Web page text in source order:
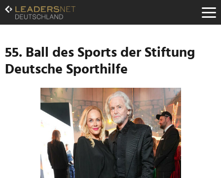
Zum
Inhalt
Zur
Navigation
Zur
Hauptnavigation
55. Ball des Sports der Stiftung
Deutsche Sporthilfe